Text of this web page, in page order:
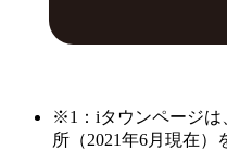
※1：iタウンページは
所（2021年6月現在